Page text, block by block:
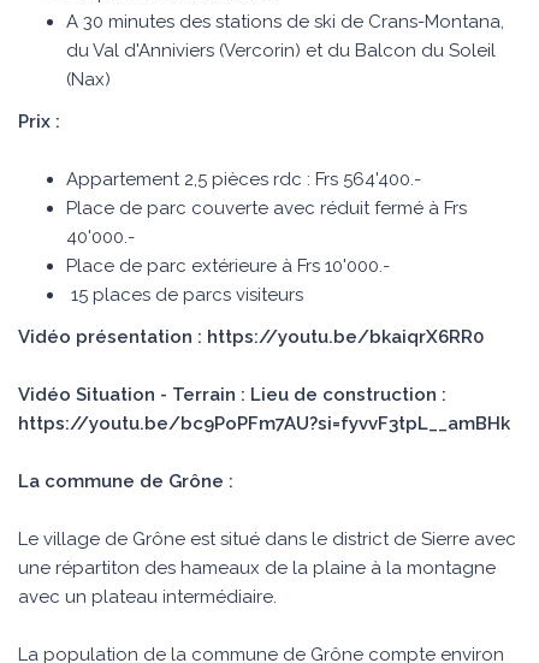
A 30 minutes des stations de ski de Crans-Montana,
du Val d'Anniviers (Vercorin) et du Balcon du Soleil
(Nax)
Prix :
Appartement 2,5 pièces rdc : Frs 564'400.-
Place de parc couverte avec réduit fermé à Frs
40'000.-
Place de parc extérieure à Frs 10'000.-
15 places de parcs visiteurs
Vidéo présentation : https://youtu.be/bkaiqrX6RR0
Vidéo Situation - Terrain : Lieu de construction :
https://youtu.be/bc9PoPFm7AU?si=fyvvF3tpL__amBHk
La commune de Grône :
Le village de Grône est situé dans le district de Sierre avec
une répartiton des hameaux de la plaine à la montagne
avec un plateau intermédiaire.
La population de la commune de Grône compte environ